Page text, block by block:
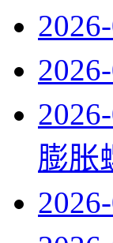
膨胀